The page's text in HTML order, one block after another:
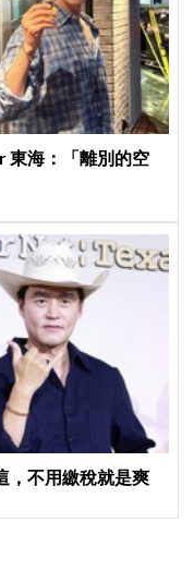
東海：「離別的空
，不用繳稅就是爽